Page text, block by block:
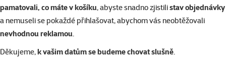
pamatovali, co máte v košíku, abyste snadno zjistilistav objednávky
a nemuseli se pokaždé přihlašovat, abychom vás neobtěžovali
nevhodnou reklamou.
Děkujeme,k vašim datům se budeme chovat slušně.
Hodnocení